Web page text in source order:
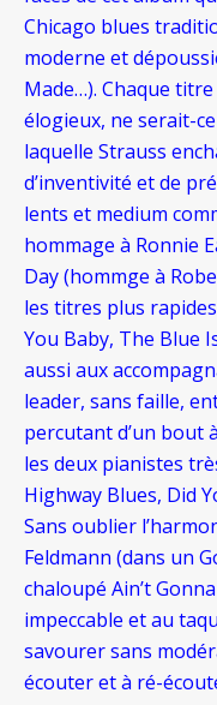
Chicago blues
moderne et
Made…). Chaque
élogieux, ne serait-
laquelle Strauss
d’inventivité et de
lents et medium
hommage à Ronnie
Day (hommge à
les titres plus
You Baby, The Blue
aussi aux
leader, sans faille,
percutant d’un bout
les deux pianistes
Highway Blues, Did
Sans oublier
Feldmann (dans un
chaloupé Ain’t
impeccable et au
savourer sans
écouter et à ré-